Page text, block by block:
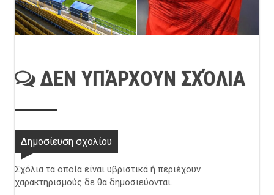
ΔΕΝ ΥΠΆΡΧΟΥΝ ΣΧΌΛΙΑ
Δημοσίευση σχολίου
Σχόλια τα οποία είναι υβριστικά ή περιέχουν
χαρακτηρισμούς δε θα δημοσιεύονται.